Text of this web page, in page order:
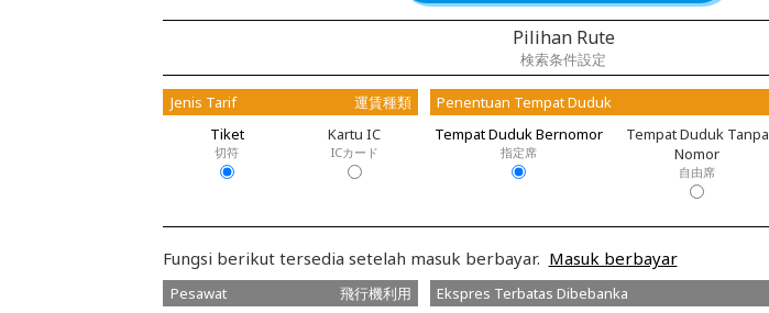
Pilihan Rute
検索条件設定
Jenis Tarif
運賃種類
Tiket
切符
Kartu IC
ICカード
Penentuan Tempat Duduk
Tempat Duduk Bernomor
指定席
Tempat Duduk Tanpa
Nomor
自由席
Fungsi berikut tersedia setelah masuk berbayar. Masuk berbayar
Pesawat
飛行機利用
Ekspres Terbatas Dibebanka